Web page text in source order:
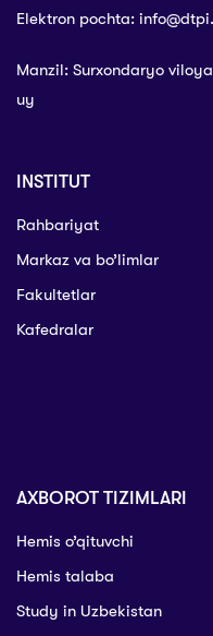
Elektron pochta:
Manzil: Surxondaryo
uy
INSTITUT
Rahbariyat
Markaz va bo’limlar
Fakultetlar
Kafedralar
AXBOROT TIZIMLARI
Hemis o’qituvchi
Hemis talaba
Study in Uzbekistan